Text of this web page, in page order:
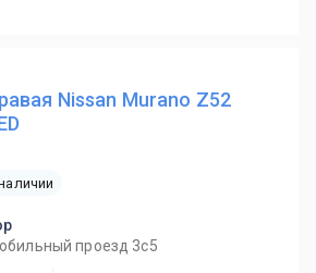
Nissan Murano Z52
проезд 3с5